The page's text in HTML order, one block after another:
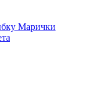
Марички